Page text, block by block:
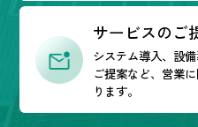
サービスのご
システム導入、設
ご提案など、営業
ります。